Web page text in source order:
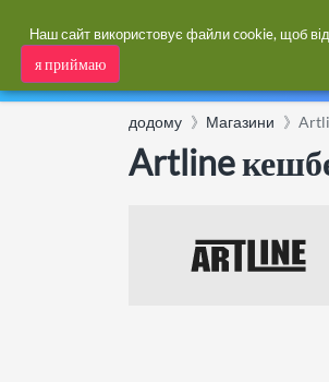
додому Магазини
Artline
Наш сайт використовує файли cookie, щоб
я приймаю